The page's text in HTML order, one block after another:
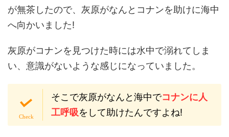
が無茶したので、灰原がなんとコナンを助けに海中
へ向かいました!
灰原がコナンを見つけた時には水中で溺れてしま
い、意識がないような感じになっていました。
そこで灰原がなんと海中でコナンに人
工呼吸をして助けたんですよね!